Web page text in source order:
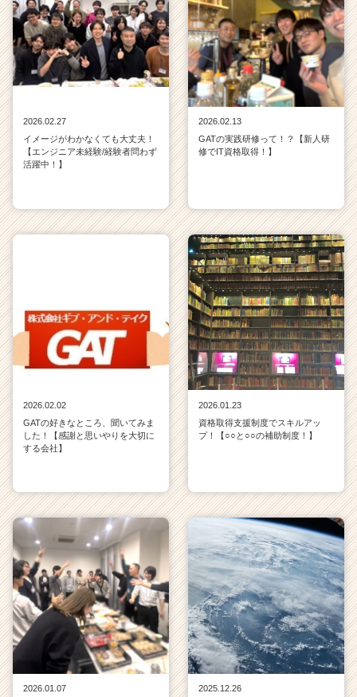
2026.02.27
イメージがわかなくても大丈夫！
【エンジニア未経験/経験者問わず
活躍中！】
2026.02.13
GATの実践研修って！？【新人研
修でIT資格取得！】
2026.02.02
GATの好きなところ、聞いてみま
した！【感謝と思いやりを大切に
する会社】
2026.01.23
資格取得支援制度でスキルアッ
プ！【○○と○○の補助制度！】
2026.01.07
2025.12.26